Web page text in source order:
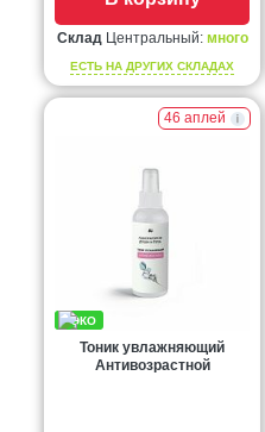
СкладЦентральный: много
ЕСТЬ НА ДРУГИХ СКЛАДАХ
46 аплей
Тоник увлажняющий
Антивозрастной